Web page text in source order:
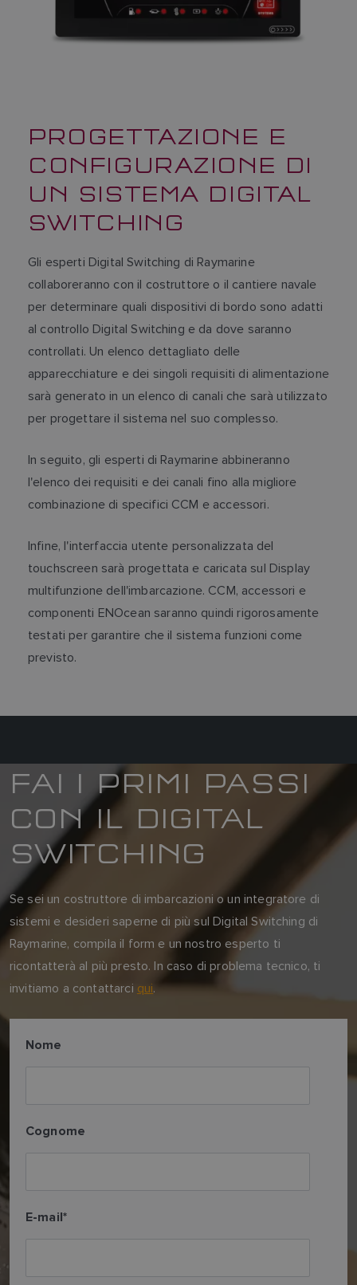
PROGETTAZIONE E
CONFIGURAZIONE DI
UN SISTEMA DIGITAL
SWITCHING
Gli esperti Digital Switching di Raymarine
collaboreranno con il costruttore o il cantiere navale
per determinare quali dispositivi di bordo sono adatti
al controllo Digital Switching e da dove saranno
controllati. Un elenco dettagliato delle
apparecchiature e dei singoli requisiti di alimentazione
sarà generato in un elenco di canali che sarà utilizzato
per progettare il sistema nel suo complesso.
In seguito, gli esperti di Raymarine abbineranno
l'elenco dei requisiti e dei canali fino alla migliore
combinazione di specifici CCM e accessori.
Infine, l'interfaccia utente personalizzata del
touchscreen sarà progettata e caricata sul Display
multifunzione dell'imbarcazione. CCM, accessori e
componenti ENOcean saranno quindi rigorosamente
testati per garantire che il sistema funzioni come
previsto.
FAI I PRIMI PASSI
CON IL DIGITAL
SWITCHING
Se sei un costruttore di imbarcazioni o un integratore di
sistemi e desideri saperne di più sul Digital Switching di
Raymarine, compila il form e un nostro esperto ti
ricontatterà al più presto. In caso di problema tecnico, ti
invitiamo a contattarci qui.
Nome
Cognome
E-mail*